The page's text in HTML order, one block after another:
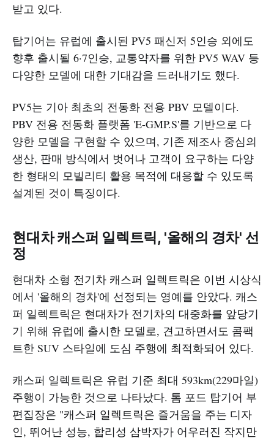
받고 있다.
탑기어는 유럽에 출시된 PV5 패신저 5인승 외에도
향후 출시될 6·7인승, 교통약자를 위한 PV5 WAV 등
다양한 모델에 대한 기대감을 드러내기도 했다.
PV5는 기아 최초의 전동화 전용 PBV 모델이다.
PBV 전용 전동화 플랫폼 'E-GMP.S'를 기반으로 다
양한 모델을 구현할 수 있으며, 기존 제조사 중심의
생산, 판매 방식에서 벗어나 고객이 요구하는 다양
한 형태의 모빌리티 활용 목적에 대응할 수 있도록
설계된 것이 특징이다.
현대차 캐스퍼 일렉트릭, '올해의 경차' 선
정
현대차 소형 전기차 캐스퍼 일렉트릭은 이번 시상식
에서 '올해의 경차'에 선정되는 영예를 안았다. 캐스
퍼 일렉트릭은 현대차가 전기차의 대중화를 앞당기
기 위해 유럽에 출시한 모델로, 견고하면서도 콤팩
트한 SUV 스타일에 도심 주행에 최적화되어 있다.
캐스퍼 일렉트릭은 유럽 기준 최대 593km(229마일)
주행이 가능한 것으로 나타났다. 톰 포드 탑기어 부
편집장은 "캐스퍼 일렉트릭은 즐거움을 주는 디자
인, 뛰어난 성능, 합리성 삼박자가 어우러진 작지만